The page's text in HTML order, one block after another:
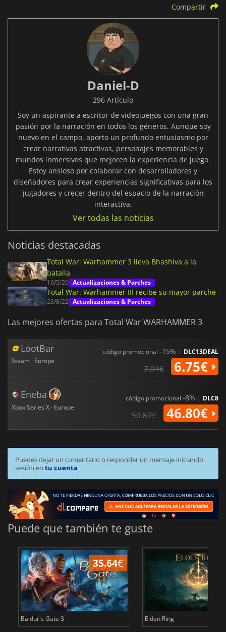
Compartir
Daniel-D
296 Artículo
Soy un aspirante a escritor de videojuegos con una gran
pasión por la narración en todos los géneros. Aunque soy
nuevo en el campo, aporto un profundo entusiasmo por
crear narrativas atractivas, personajes memorables y
mundos inmersivos que mejoren la experiencia de juego.
Estoy ansioso por colaborar con desarrolladores y
diseñadores para crear experiencias significativas para los
jugadores y crecer dentro del espacio de la narración
interactiva.
Ver todas las noticias
Noticias destacadas
Total War: Warhammer 3 lleva Bhashiva a la
batalla
16/5/26 Actualizaciones & Parches
Total War: Warhammer III recibe su mayor parche
23/8/22 Actualizaciones & Parches
Las mejores ofertas para Total War WARHAMMER 3
LootBar
Steam · Europe
código promocional -15% : DLC13DEAL
7.94€ 6.75€
Eneba
Xbox Series X · Europe
código promocional -8% : DLC8
50.87€ 46.80€
Puedes dejar un comentario o responder un mensaje iniciando
sesión en tu cuenta
Puede que también te guste
35.64€
Baldur's Gate 3 Elden Ring